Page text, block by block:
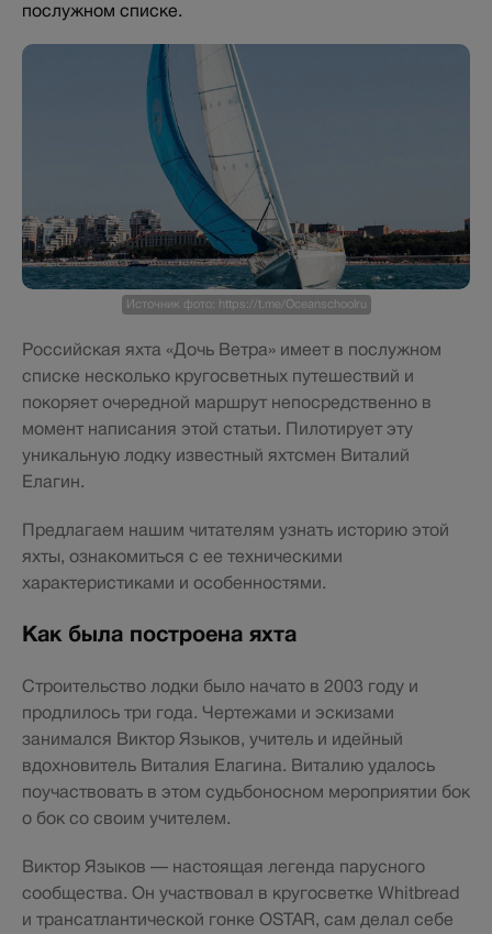
послужном списке.
Источник фото: https://t.me/Oceanschoolru
Российская яхта «Дочь Ветра» имеет в послужном
списке несколько кругосветных путешествий и
покоряет очередной маршрут непосредственно в
момент написания этой статьи. Пилотирует эту
уникальную лодку известный яхтсмен Виталий
Елагин.
Предлагаем нашим читателям узнать историю этой
яхты, ознакомиться с ее техническими
характеристиками и особенностями.
Как была построена яхта
Строительство лодки было начато в 2003 году и
продлилось три года. Чертежами и эскизами
занимался Виктор Языков, учитель и идейный
вдохновитель Виталия Елагина. Виталию удалось
поучаствовать в этом судьбоносном мероприятии бок
о бок со своим учителем.
Виктор Языков — настоящая легенда парусного
сообщества. Он участвовал в кругосветке Whitbread
и трансатлантической гонке OSTAR, сам делал себе